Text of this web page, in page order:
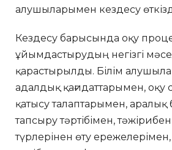
алушыларымен кездесу
Кездесу барысында оқу
ұйымдастырудың негізгі
қарастырылды. Білім
адалдық қағидаттарымен, оқу
қатысу талаптарымен,
тапсыру тәртібімен,
түрлерінен өту